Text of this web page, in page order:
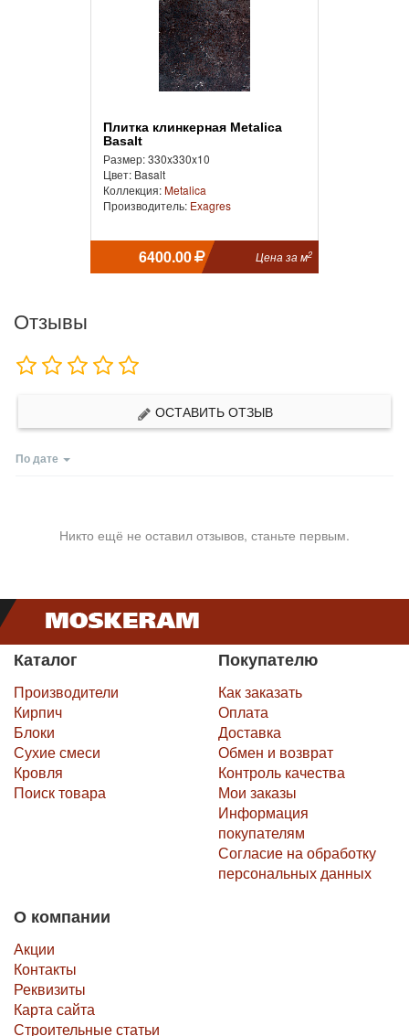
Плитка клинкерная Metalica
Basalt
Размер: 330x330x10
Цвет: Basalt
Коллекция:Metalica
Производитель: Exagres
6400.00 Цена за м2
Отзывы
ОСТАВИТЬ ОТЗЫВ
По дате
Никто ещё не оставил отзывов, станьте первым.
Каталог
Производители
Кирпич
Блоки
Сухие смеси
Кровля
Поиск товара
Покупателю
Как заказать
Оплата
Доставка
Обмен и возврат
Контроль качества
Мои заказы
Информация
покупателям
Согласие на обработку
персональных данных
О компании
Акции
Контакты
Реквизиты
Карта сайта
Строительные статьи